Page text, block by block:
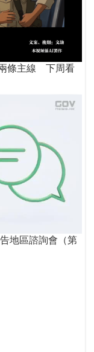
兩條主線 下周看
地區諮詢會（第